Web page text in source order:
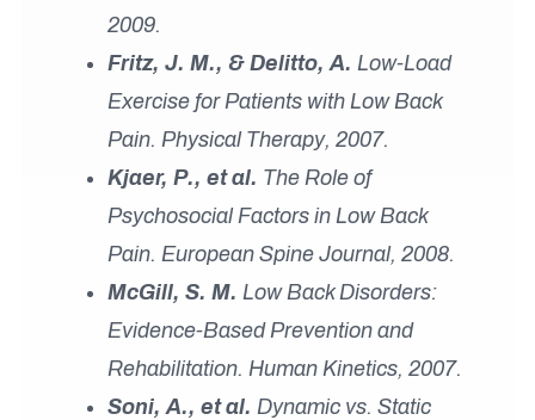
2009.
Fritz, J. M., & Delitto, A. Low-Load
Exercise for Patients with Low Back
Pain. Physical Therapy, 2007.
Kjaer, P., et al. The Role of
Psychosocial Factors in Low Back
Pain. European Spine Journal, 2008.
McGill, S. M. Low Back Disorders:
Evidence-Based Prevention and
Rehabilitation. Human Kinetics, 2007.
Soni, A., et al. Dynamic vs. Static